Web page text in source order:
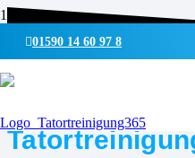
01590 14 60 97 8